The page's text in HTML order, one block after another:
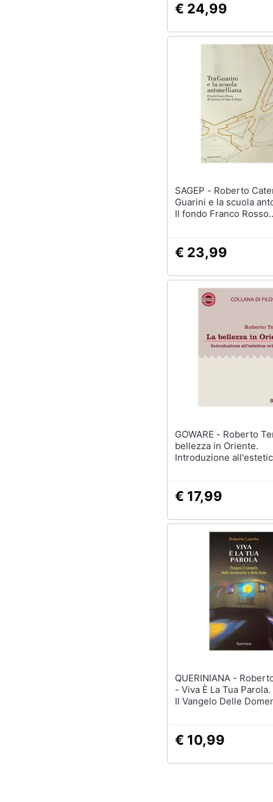
€ 24,99
SAGEP - Roberto Caterino - Tra
Guarini e la scuola
Il fondo Franco Rosso
€ 23,99
GOWARE - Roberto Terrosi - La
bellezza in Oriente.
Introduzione
€ 17,99
QUERINIANA - Roberto Laurita
- Viva È La Tua
Il Vangelo Delle
€ 10,99